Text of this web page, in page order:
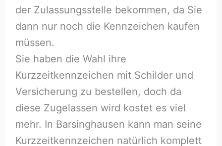
der Zulassungsstelle bekommen, da Sie
dann nur noch die Kennzeichen kaufen
müssen.
Sie haben die Wahl ihre
Kurzzeitkennzeichen mit Schilder und
Versicherung zu bestellen, doch da
diese Zugelassen wird kostet es viel
mehr. In Barsinghausen kann man seine
Kurzzeitkennzeichen natürlich komplett